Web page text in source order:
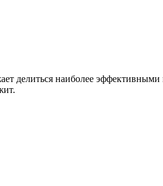
делиться наиболее